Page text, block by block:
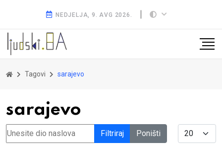
NEDJELJA, 9. AVG 2026.
Tagovi sarajevo
sarajevo
Unesite dio naslova Filtriraj Poništi Display #